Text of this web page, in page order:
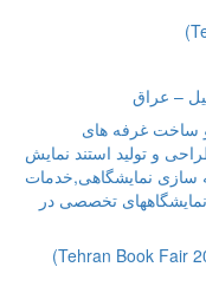
– عراق